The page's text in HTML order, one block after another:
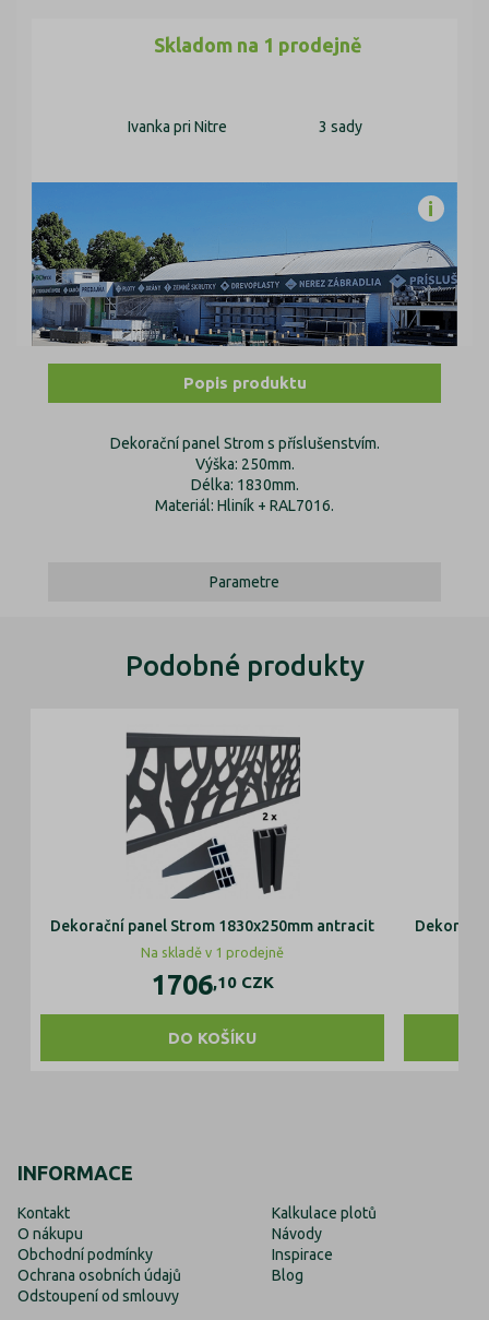
Skladom na 1 prodejně
Ivanka pri Nitre 3 sady
Popis produktu
Dekorační panel Strom s příslušenstvím.
Výška: 250mm.
Délka: 1830mm.
Materiál: Hliník + RAL7016.
Parametre
Podobné produkty
Dekorační panel Strom 1830x250mm antracit
Na skladě v 1 prodejně
1706,10 CZK
DO KOŠÍKU
INFORMACE
Kontakt
O nákupu
Obchodní podmínky
Ochrana osobních údajů
Odstoupení od smlouvy
Kalkulace plotů
Návody
Inspirace
Blog